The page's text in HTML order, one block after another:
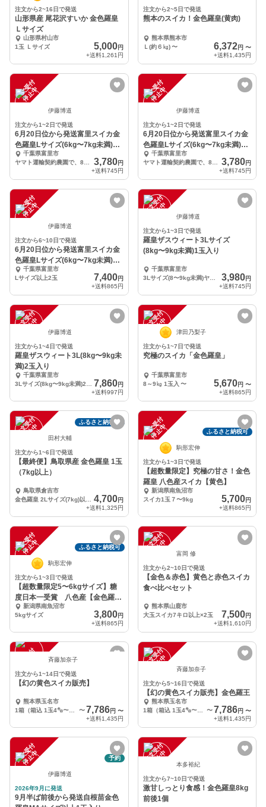
注文から2~16日で発送
山形県産 尾花沢すいか 金色羅皇
Ｌサイズ
山形県村山市
1玉 Ｌサイズ
5,000円
+送料1,261円
注文から2~5日で発送
熊本のスイカ！金色羅皇(黄肉)
熊本県熊本市
Ｌ(約６㎏) 〜 6,372円 〜
+送料1,435円
注
文
受
付
停
止
中
伊藤博道
注文から1~2日で発送
6月20日位から発送富里スイカ金
色羅皇Lサイズ(6kg〜7kg未満)1
玉入り。
千葉県富里市
3,780円
+送料745円
注
文
受
付
停
止
中
伊藤博道
注文から1~2日で発送
6月20日位から発送富里スイカ金
色羅皇Lサイズ(6kg〜7kg未満)1
玉入り。
千葉県富里市
3,780円
+送料745円
注
文
受
付
停
止
中
伊藤博道
注文から6~10日で発送
6月20日位から発送富里スイカ金
色羅皇Lサイズ(6kg〜7kg未満)2
玉入り。
千葉県富里市
Lサイズ以上2玉
7,400円
+送料865円
注
文
受
付
停
止
中 伊藤博道
注文から1~3日で発送
羅皇ザスウィート3Lサイズ
(8kg〜9kg未満)1玉入り
千葉県富里市
3Lサイズ(8〜9kg未満)ヤマト運輸契約農園で3Lサイズは80サイズになります。
3,980円
+送料745円
注
文
受
付
停
止
中 伊藤博道
注文から1~4日で発送
羅皇ザスウィート3L(8kg〜9kg未
満)2玉入り
千葉県富里市
7,860円
+送料997円
注
文
受
付
停
止
中 津田乃梨子
注文から1~7日で発送
究極のスイカ「金色羅皇」
千葉県富里市
8～9㎏ 1玉入 〜 5,670円 〜
+送料865円
注
文
受
付
停
止
中
ふるさと納税可
田村大輔
注文から1~6日で発送
【最終便】鳥取県産 金色羅皇 1玉
（7kg以上）
鳥取県倉吉市
4,700円
+送料1,325円
注
文
受
付
停
止
中 ふるさと納税可
駒形宏伸
注文から1~3日で発送
【超数量限定】究極の甘さ！金色
羅皇 八色産スイカ【黄色】
新潟県南魚沼市
スイカ1玉７〜9kg
5,700円
+送料865円
注
文
受
付
停
止
中 ふるさと納税可
駒形宏伸
注文から1~3日で発送
【超数量限定5〜6kgサイズ】糖
度日本一受賞 八色産【金色羅
皇】スイカ
新潟県南魚沼市
5kgサイズ
3,800円
+送料865円
注
文
受
付
停
止
中 富岡 修
注文から2~10日で発送
【金色＆赤色】黄色と赤色スイカ
食べ比べセット
熊本県山鹿市
大玉スイカ7キロ以上×2玉
7,500円
+送料1,610円
注
文
受
付
停
止 斉藤加奈子
注文から1~14日で発送
【幻の黄色スイカ販売】
熊本県玉名市
〜 7,786円 〜
+送料1,435円
注
文
受
付
停
止
中 斉藤加奈子
注文から5~16日で発送
【幻の黄色スイカ販売】金色羅王
熊本県玉名市
1箱（箱込 1玉4㌔～5.9㌔）
〜7,786円 〜
+送料1,435円
注
文
受
付
停
止
中 予約
伊藤博道
2026年9月に発送
9月半ば前後から発送自根苗金色
注
文
受
付
停
止
中 本多裕紀
注文から7~10日で発送
激甘しっとり食感！金色羅皇8kg
前後1個